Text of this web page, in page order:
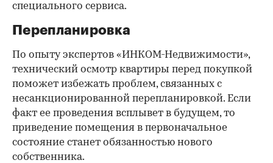
специального сервиса.
Перепланировка
По опыту экспертов «ИНКОМ-Недвижимости»,
технический осмотр квартиры перед покупкой
поможет избежать проблем, связанных с
несанкционированной перепланировкой. Если
факт ее проведения всплывет в будущем, то
приведение помещения в первоначальное
состояние станет обязанностью нового
собственника.